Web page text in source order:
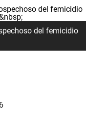
del femicidio